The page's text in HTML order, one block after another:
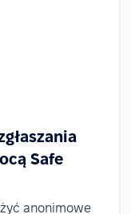
Safe
anonimowe